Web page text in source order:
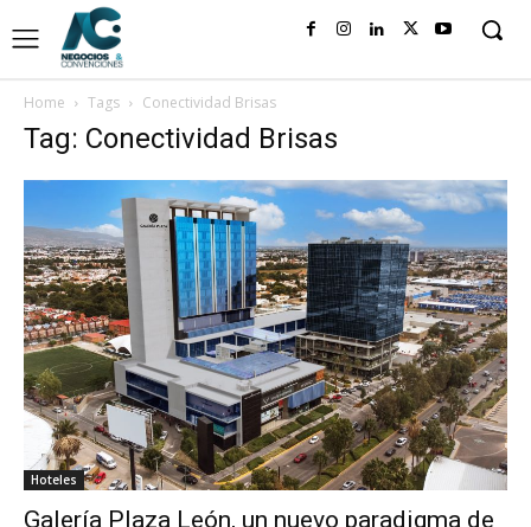
Home Tags Conectividad Brisas
Tag: Conectividad Brisas
Hoteles
Galería Plaza León, un nuevo paradigma de